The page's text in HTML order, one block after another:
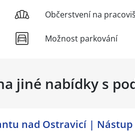
Občerstvení na
Možnost parkování
jiné nabídky s
nad Ostravicí | Nástup